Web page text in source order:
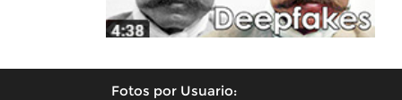
Fotos por Usuario: